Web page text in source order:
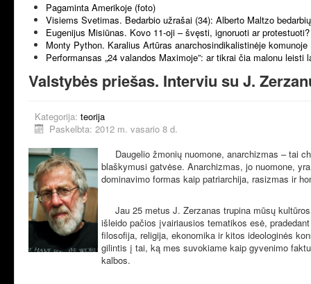
Pagaminta Amerikoje (foto)
Visiems Svetimas. Bedarbio užrašai (34): Alberto Maltzo
Eugenijus Misiūnas. Kovo 11-oji – švęsti, ignoruoti ar protestuoti?
Monty Python. Karalius Artūras anarchosindikalistinėje komunoje
Performansas „24 valandos Maximoje”: ar tikrai čia malonu leisti
Valstybės priešas. Interviu su J.
Kategorija: teorija
Paskelbta: 2012 m. vasario 8 d.
Daugelio žmonių nuomone, anarchizmas – tai
blaškymusi gatvėse. Anarchizmas, jo nuomone,
dominavimo formas kaip patriarchija, rasizmas ir
Jau 25 metus J. Zerzanas trupina mūsų kultūros
išleido pačios įvairiausios tematikos esė,
filosofija, religija, ekonomika ir kitos ideologinės
gilintis į tai, ką mes suvokiame kaip gyvenimo
kalbos.